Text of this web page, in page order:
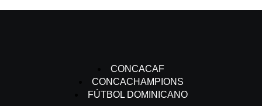
CONCACAF
CONCACHAMPIONS
FÚTBOL DOMINICANO